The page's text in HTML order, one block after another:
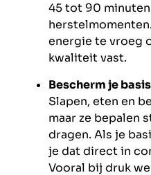
45 tot 90
energie te vroeg
kwaliteit vast.
Bescherm je
Slapen, eten en
maar ze bepalen
dragen. Als je
je dat direct in
Vooral bij druk